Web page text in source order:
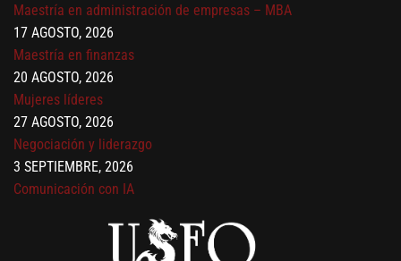
Maestría en administración de empresas – MBA
17 AGOSTO, 2026
Maestría en finanzas
20 AGOSTO, 2026
Mujeres líderes
27 AGOSTO, 2026
Negociación y liderazgo
3 SEPTIEMBRE, 2026
Comunicación con IA
Gobernanza de datos
13 AGOSTO, 2026